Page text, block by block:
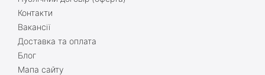
Контакти
Вакансії
Доставка та оплата
Блог
Мапа сайту